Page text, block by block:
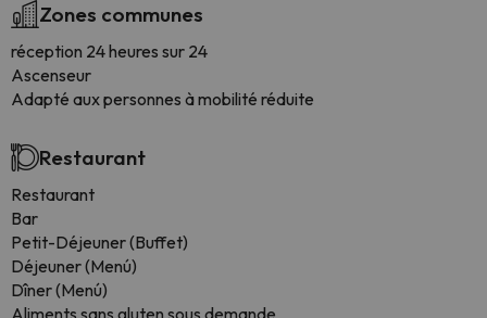
Zones communes
réception 24 heures sur 24
Ascenseur
Adapté aux personnes à mobilité réduite
Restaurant
Restaurant
Bar
Petit-Déjeuner (Buffet)
Déjeuner (Menú)
Dîner (Menú)
Aliments sans gluten sous demande